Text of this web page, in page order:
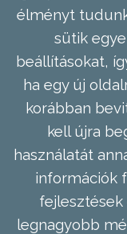
élményt
sütik
beállításokat,
ha egy új
korábban
kell újra
használatát
információk
legnagyobb